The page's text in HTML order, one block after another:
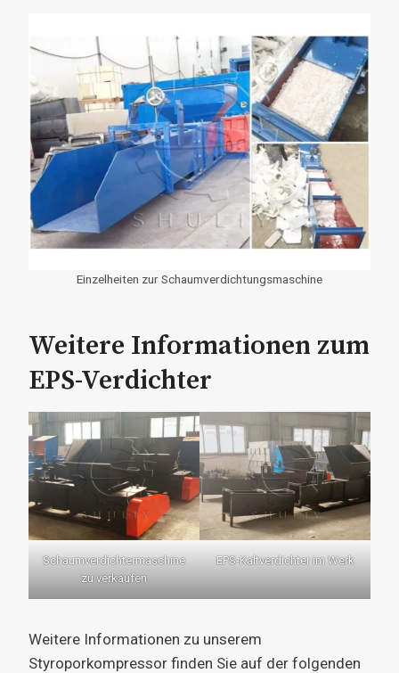
Einzelheiten zur Schaumverdichtungsmaschine
Weitere Informationen zum
EPS-Verdichter
Schaumverdichtermaschine
zu verkaufen
EPS-Kaltverdichter im Werk
Weitere Informationen zu unserem
Styroporkompressor finden Sie auf der folgenden